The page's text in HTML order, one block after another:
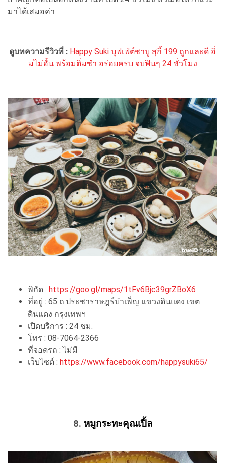
มาได้เสมอค่า
ดูบทความรีวิวที่ : Happy Suki บุฟเฟ่ต์ชาบู สุกี้ 199 ถูกและดี อิ่
มไม่อั้น พร้อมติ่มซำ อร่อยครบ จบฟินๆ 24 ชั่วโมง
พิกัด : https://goo.gl/maps/1tFv6Bjc39grZBoX6
ที่อยู่ : 65 ถ.ประชาราษฎร์บำเพ็ญ แขวงดินแดง เขต
ดินแดง กรุงเทพฯ
เปิดบริการ : 24 ชม.
โทร : 08-7064-2366
ที่จอดรถ : ไม่มี
เว็บไซต์ : https://www.facebook.com/happysuki65/
8. หมูกระทะคุณเปิ้ล